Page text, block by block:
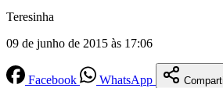
Teresinha
09 de junho de 2015 às 17:06
Facebook WhatsApp